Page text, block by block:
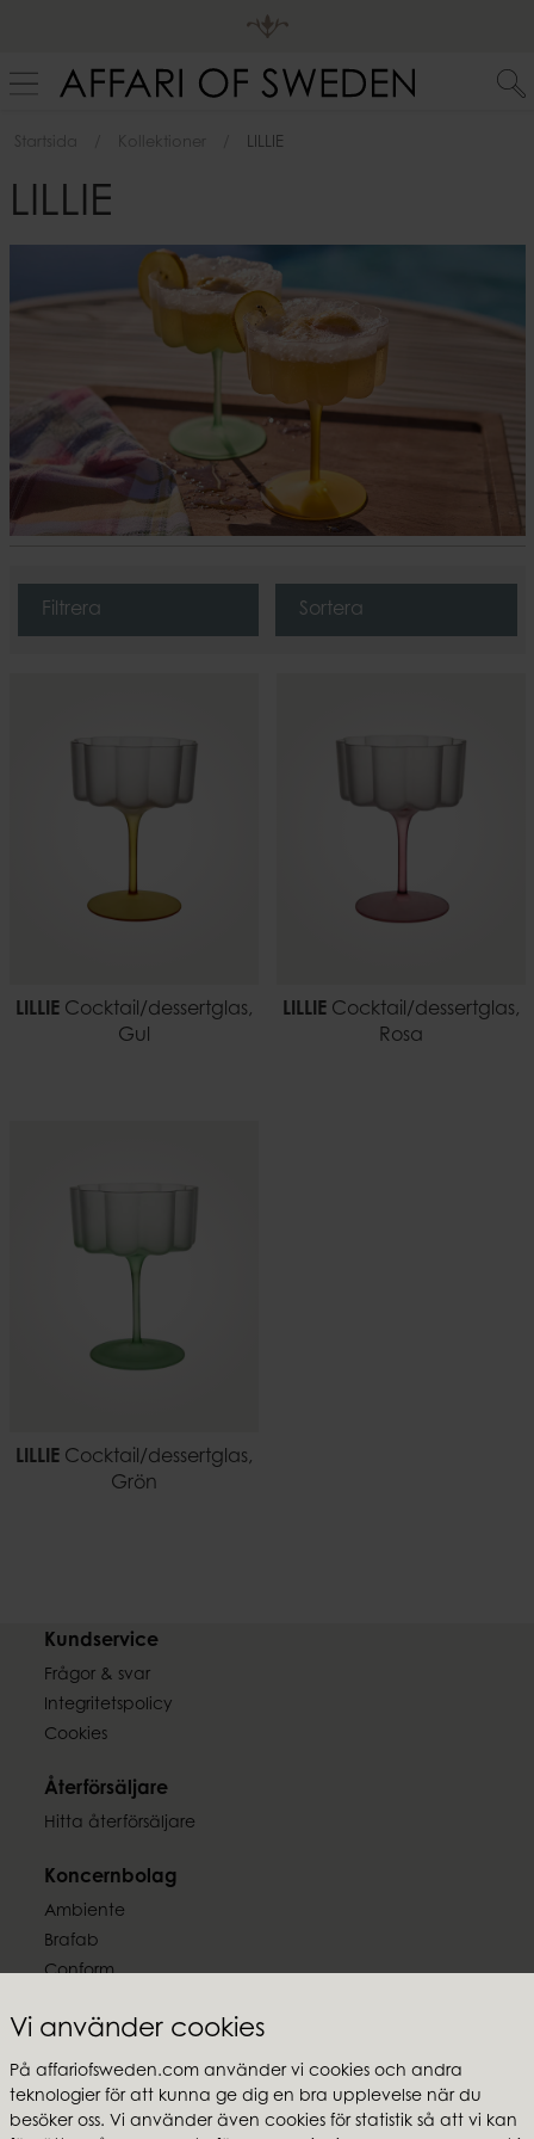
Vi använder cookies
På affariofsweden.com använder vi cookies och andra
teknologier för att kunna ge dig en bra upplevelse när du
besöker oss. Vi använder även cookies för statistik så att vi kan
Startsida Kollektioner LILLIE
LILLIE
Filtrera Sortera
LILLIECocktail/dessertglas,
Gul
LILLIECocktail/dessertglas,
Rosa
LILLIECocktail/dessertglas,
Grön
Kundservice
Frågor & svar
Integritetspolicy
Cookies
Återförsäljare
Hitta återförsäljare
Koncernbolag
Ambiente
Brafab
Conform
MTI
Följ oss